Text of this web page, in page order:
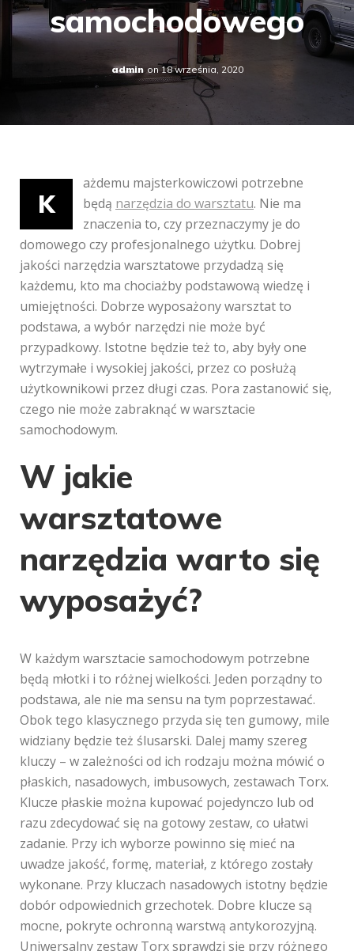
samochodowego
admin on18 września, 2020
K
ażdemu majsterkowiczowi potrzebne
będą narzędzia do warsztatu. Nie ma
znaczenia to, czy przeznaczymy je do
domowego czy profesjonalnego użytku. Dobrej
jakości narzędzia warsztatowe przydadzą się
każdemu, kto ma chociażby podstawową wiedzę i
umiejętności. Dobrze wyposażony warsztat to
podstawa, a wybór narzędzi nie może być
przypadkowy. Istotne będzie też to, aby były one
wytrzymałe i wysokiej jakości, przez co posłużą
użytkownikowi przez długi czas. Pora zastanowić się,
czego nie może zabraknąć w warsztacie
samochodowym.
W jakie
warsztatowe
narzędzia warto się
wyposażyć?
W każdym warsztacie samochodowym potrzebne
będą młotki i to różnej wielkości. Jeden porządny to
podstawa, ale nie ma sensu na tym poprzestawać.
Obok tego klasycznego przyda się ten gumowy, mile
widziany będzie też ślusarski. Dalej mamy szereg
kluczy – w zależności od ich rodzaju można mówić o
płaskich, nasadowych, imbusowych, zestawach Torx.
Klucze płaskie można kupować pojedynczo lub od
razu zdecydować się na gotowy zestaw, co ułatwi
zadanie. Przy ich wyborze powinno się mieć na
uwadze jakość, formę, materiał, z którego zostały
wykonane. Przy kluczach nasadowych istotny będzie
dobór odpowiednich grzechotek. Dobre klucze są
mocne, pokryte ochronną warstwą antykorozyjną.
Uniwersalny zestaw Torx sprawdzi się przy różnego